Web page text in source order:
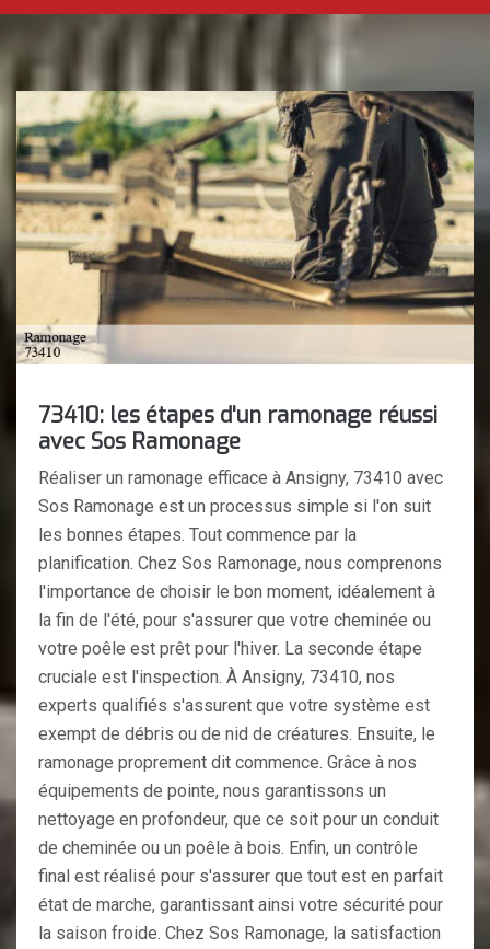
73410: les étapes d'un ramonage réussi
avec Sos Ramonage
Réaliser un ramonage efficace à Ansigny, 73410 avec
Sos Ramonage est un processus simple si l'on suit
les bonnes étapes. Tout commence par la
planification. Chez Sos Ramonage, nous comprenons
l'importance de choisir le bon moment, idéalement à
la fin de l'été, pour s'assurer que votre cheminée ou
votre poêle est prêt pour l'hiver. La seconde étape
cruciale est l'inspection. À Ansigny, 73410, nos
experts qualifiés s'assurent que votre système est
exempt de débris ou de nid de créatures. Ensuite, le
ramonage proprement dit commence. Grâce à nos
équipements de pointe, nous garantissons un
nettoyage en profondeur, que ce soit pour un conduit
de cheminée ou un poêle à bois. Enfin, un contrôle
final est réalisé pour s'assurer que tout est en parfait
état de marche, garantissant ainsi votre sécurité pour
la saison froide. Chez Sos Ramonage, la satisfaction